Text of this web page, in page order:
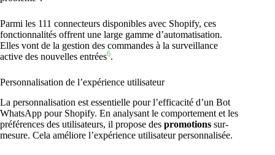
Parmi les 111 connecteurs disponibles avec Shopify, ces
fonctionnalités offrent une large gamme d’automatisation.
Elles vont de la gestion des commandes à la surveillance
active des nouvelles entrées6.
Personnalisation de l’expérience utilisateur
La personnalisation est essentielle pour l’efficacité d’un Bot
WhatsApp pour Shopify. En analysant le comportement et les
préférences des utilisateurs, il propose des promotions sur-
mesure. Cela améliore l’expérience utilisateur personnalisée.